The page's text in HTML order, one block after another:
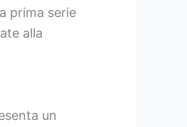
prima serie
alla
un